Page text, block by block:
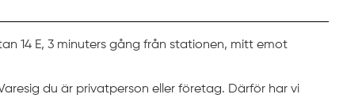
14 E, 3 minuters gång från stationen, mitt emot
du är privatperson eller företag. Därför har vi